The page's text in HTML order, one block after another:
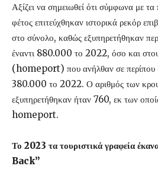
Αξίζει να σημειωθεί ότι σύμφωνα με τα
φέτος επιτεύχθηκαν ιστορικά ρεκόρ
στο σύνολο, καθώς εξυπηρετήθηκαν
έναντι 880.000 το 2022, όσο και
(homeport) που ανήλθαν σε περίπου
380.000 το 2022. Ο αριθμός των
εξυπηρετήθηκαν ήταν 760, εκ των
homeport.
Το 2023 τα τουριστικά γραφεία
Back”